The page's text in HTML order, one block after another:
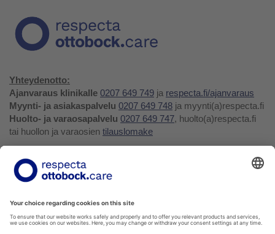
Yhteydenotto:
Ajanvaraus klinikalle 0207 649 749 ja respecta.fi/ajanvaraus
Myynti- ja asiakaspalvelu 0207 649 748 ja myynti(a)respecta.fi
Huolto- ja varaosapalvelu 0207 649 747, huolto(a)respecta.fi
tai huollon ja varaosien tilauslomake
Facebook
Youtube
Tietosuojakäytäntö
Privacy Policy
Soittohinnat oman operaattorin matkapuhelin- tai
paikallispuhelumaksun mukaisesti.